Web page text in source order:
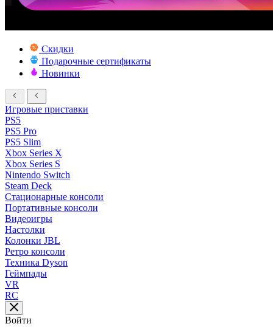
Скидки
Подарочные сертификаты
Новинки
Игровые приставки
PS5
PS5 Pro
PS5 Slim
Xbox Series X
Xbox Series S
Nintendo Switch
Steam Deck
Стационарные консоли
Портативные консоли
Видеоигры
Настолки
Колонки JBL
Ретро консоли
Техника Dyson
Геймпады
VR
RC
Войти